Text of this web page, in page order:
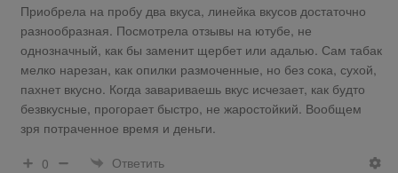
Приобрела на пробу два вкуса, линейка вкусов достаточно
разнообразная. Посмотрела отзывы на ютубе, не
однозначный, как бы заменит щербет или адалью. Сам табак
мелко нарезан, как опилки размоченные, но без сока, сухой,
пахнет вкусно. Когда завариваешь вкус исчезает, как будто
безвкусные, прогорает быстро, не жаростойкий. Вообщем
зря потраченное время и деньги.
0
Ответить